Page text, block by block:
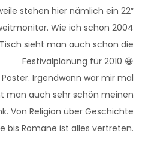
stehen hier nämlich ein 22″
Wie ich schon 2004
sieht man auch schön die
Festivalplanung für 2010 😀
Irgendwann war mir mal
man auch sehr schön meinen
Von Religion über Geschichte
bis Romane ist alles vertreten.